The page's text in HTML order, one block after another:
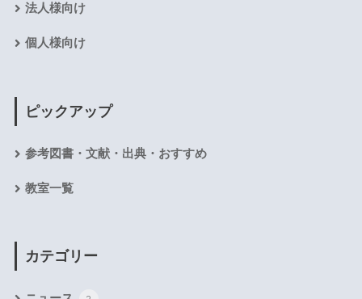
法人様向け
個人様向け
ピックアップ
参考図書・文献・出典・おすすめ
教室一覧
カテゴリー